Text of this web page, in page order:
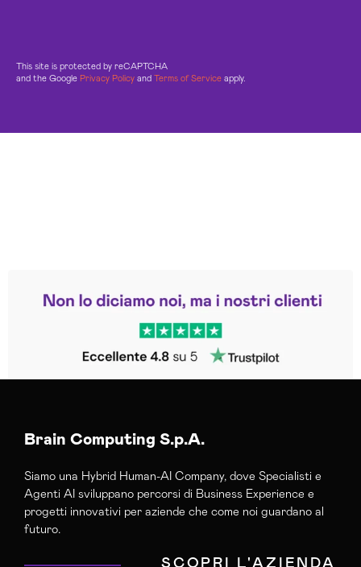
This site is protected by reCAPTCHA
and the Google Privacy Policy and Terms of Service apply.
Trustpilot
Brain Computing S.p.A.
Siamo una Hybrid Human-AI Company, dove Specialisti e
Agenti AI sviluppano percorsi di Business Experience e
progetti innovativi per aziende che come noi guardano al
futuro.
SCOPRI L'AZIENDA